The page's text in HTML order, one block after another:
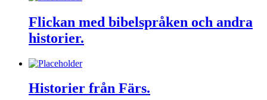
Flickan med bibelspråken och andra
historier.
Historier från Färs.